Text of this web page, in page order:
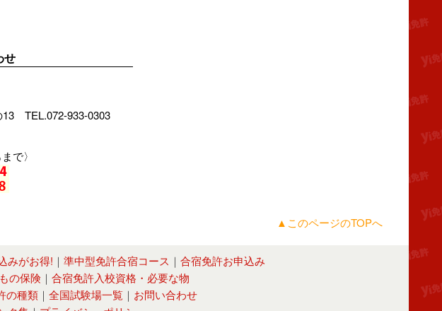
せ
13 TEL.072-933-0303
で〉
▲このページのTOPへ
みがお得! ｜ 準中型免許合宿コース ｜ 合宿免許お申込み
の保険 ｜ 合宿免許入校資格・必要な物
の種類 ｜ 全国試験場一覧 ｜ お問い合わせ